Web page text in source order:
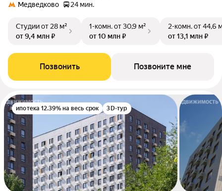
Медведково
24 мин.
Студииот 28 м²
от 9,4 млн ₽
1-комн.от 30,9 м²
от 10 млн ₽
2-комн.от 44,6
от 13,1 млн ₽
Позвонить Позвоните мне
ипотека 12.39% на весь срок 3D-тур